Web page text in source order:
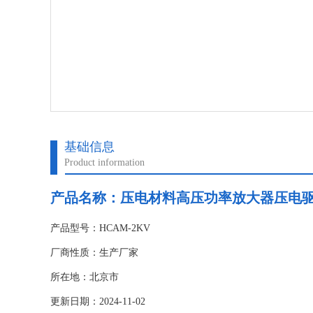
基础信息
Product information
产品名称： 压电材料高压功率放大器压电
产品型号：HCAM-2KV
厂商性质：生产厂家
所在地：北京市
更新日期：2024-11-02